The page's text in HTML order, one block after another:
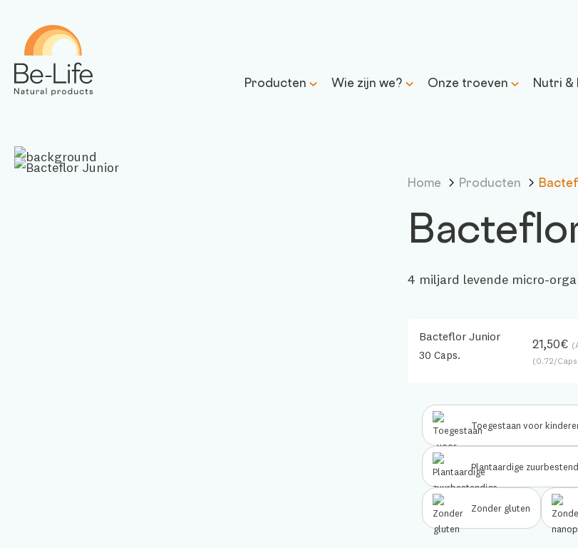
Producten Wie zijn we?
Onze missie en belofte
Onze troeven
Transparantie &
verantwoorde formules
Inkoop &
Controle & kwaliteit
B Corp™
Onze keurmerken
opleiding
Nutri &
Home Producten
4 miljard levende micro-
Bacteflor Junior
30 Caps.
21,50€
(0.72/
Toegestaan voor
Plantaardige
Zonder gluten